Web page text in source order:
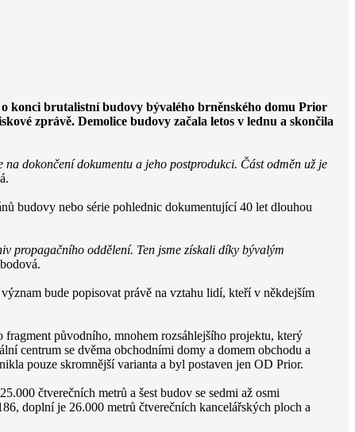
konci brutalistní budovy bývalého brněnského domu Prior
zprávě. Demolice budovy začala letos v lednu a skončila
dokončení dokumentu a jeho postprodukci. Část odměn už je
budovy nebo série pohlednic dokumentující 40 let dlouhou
propagačního oddělení. Ten jsme získali díky bývalým
bude popisovat právě na vztahu lidí, kteří v někdejším
původního, mnohem rozsáhlejšího projektu, který
centrum se dvěma obchodními domy a domem obchodu a
pouze skromnější varianta a byl postaven jen OD Prior.
čtverečních metrů a šest budov se sedmi až osmi
doplní je 26.000 metrů čtverečních kancelářských ploch a